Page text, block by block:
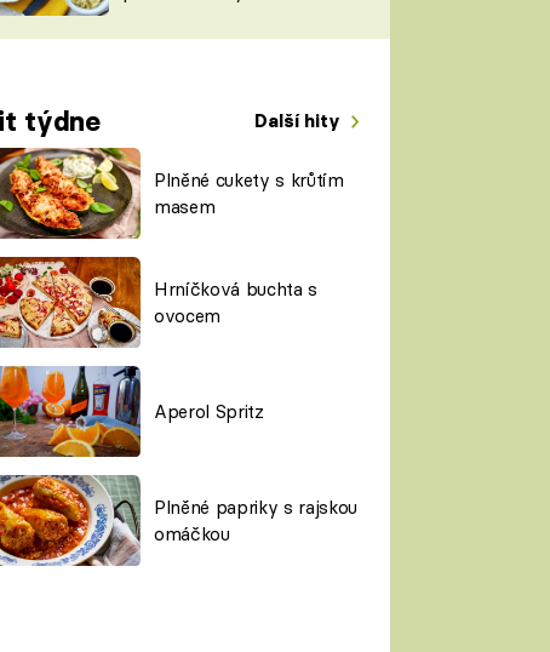
týdne Další hity
Plněné cukety s krůtím
masem
Hrníčková buchta s
ovocem
Aperol Spritz
Plněné papriky s rajskou
omáčkou